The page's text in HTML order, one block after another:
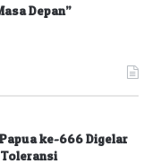
Depan”
ke-666 Digelar